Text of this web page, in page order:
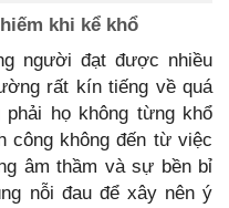
khi kể khổ
người đạt được nhiều
rất kín tiếng về quá
họ không từng khổ
công không đến từ việc
âm thầm và sự bền bỉ
nỗi đau để xây nên ý